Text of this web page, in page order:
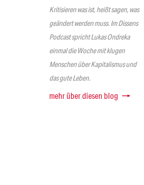
Kritisieren was ist, heißt sagen, was
geändert werden muss. Im Dissens
Podcast spricht Lukas Ondreka
einmal die Woche mit klugen
Menschen über Kapitalismus und
das gute Leben.
mehr über diesen blog